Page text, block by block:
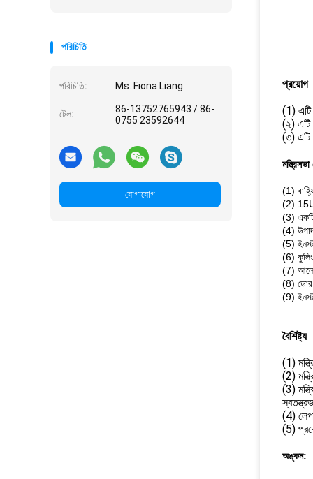
পরিচিতি
পরিচিতি: Ms. Fiona Liang
টেল:
86-13752765943 / 86-
0755 23592644
যোগাযোগ
প্রয়োগ
(1) এটি
(২) এটি
(৩) এটি
(1)
(2)
(3) একটি
(4)
(5)
(6)
(7)
(8) ডোর
(9)
বৈশিষ্ট্য
(1)
(2)
(3)
(4) লেপ:
(5)
অঙ্কন: